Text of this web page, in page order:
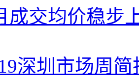
成交均价稳步
深圳市场周